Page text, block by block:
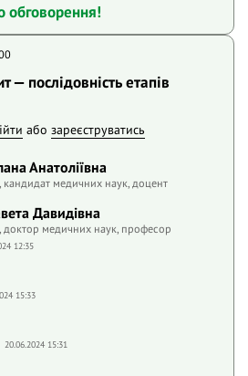
обговорення!
— послідовність етапів
або зареєструватись
Анатоліївна
кандидат медичних наук, доцент
Давидівна
доктор медичних наук, професор
12:35
15:33
20.06.2024 15:31